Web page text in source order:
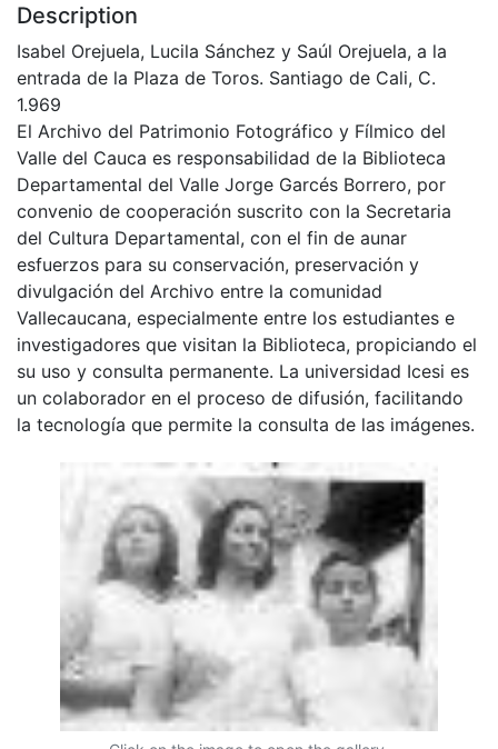
Description
Isabel Orejuela, Lucila Sánchez y Saúl Orejuela, a la
entrada de la Plaza de Toros. Santiago de Cali, C.
1.969
El Archivo del Patrimonio Fotográfico y Fílmico del
Valle del Cauca es responsabilidad de la Biblioteca
Departamental del Valle Jorge Garcés Borrero, por
convenio de cooperación suscrito con la Secretaria
del Cultura Departamental, con el fin de aunar
esfuerzos para su conservación, preservación y
divulgación del Archivo entre la comunidad
Vallecaucana, especialmente entre los estudiantes e
investigadores que visitan la Biblioteca, propiciando el
su uso y consulta permanente. La universidad Icesi es
un colaborador en el proceso de difusión, facilitando
la tecnología que permite la consulta de las imágenes.